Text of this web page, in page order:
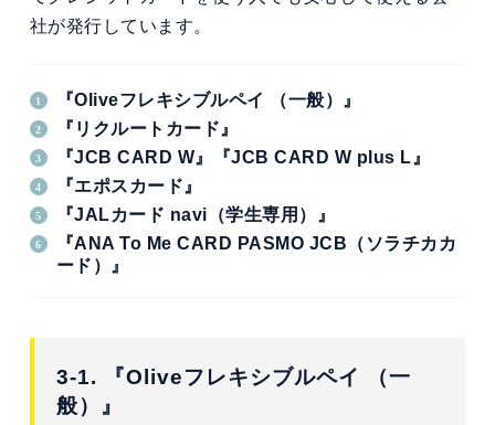
社が発行しています。
『Oliveフレキシブルペイ （一般）』
『リクルートカード』
『JCB CARD W』『JCB CARD W plus L』
『エポスカード』
『JALカード navi（学生専用）』
『ANA To Me CARD PASMO JCB（ソラチカカ
ード）』
3-1. 『Oliveフレキシブルペイ （一
般）』